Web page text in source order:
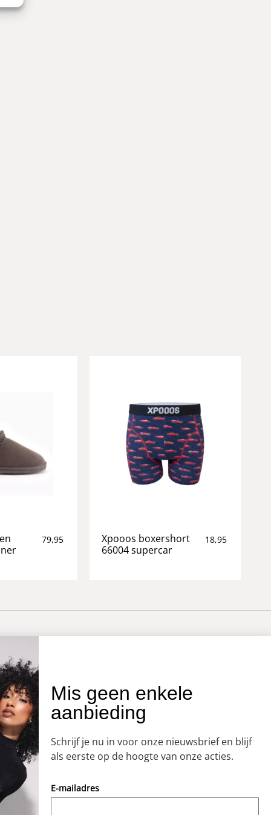
79,95
Xpooos boxershort
66004 supercar
18,95
OVER ONS
Onze winkel
Koopzondagen
Mis geen enkele
aanbieding
Schrijf je nu in voor onze nieuwsbrief en blijf
als eerste op de hoogte van onze acties.
E-mailadres